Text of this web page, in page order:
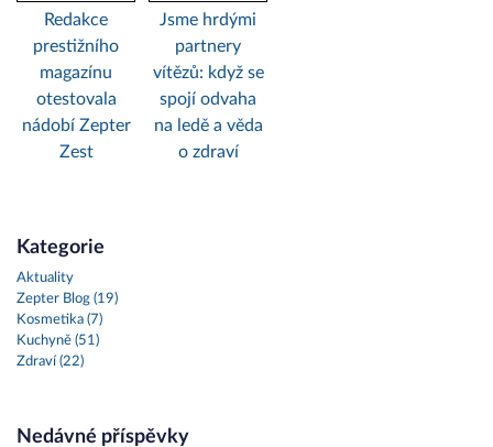
Redakce
prestižního
magazínu
otestovala
nádobí Zepter
Zest
Jsme hrdými
partnery
vítězů: když se
spojí odvaha
na ledě a věda
o zdraví
Kategorie
Aktuality
Zepter Blog (19)
Kosmetika (7)
Kuchyně (51)
Zdraví (22)
Nedávné příspěvky